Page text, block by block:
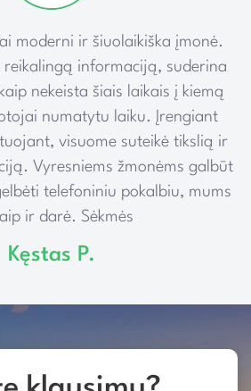
moderni ir šiuolaikiška įmonė.
reikalingą informaciją, suderina
nekeista šiais laikais į kiemą
numatytu laiku. Įrengiant
visuome suteikė tikslią ir
Vyresniems žmonėms galbūt
telefoniniu pokalbiu, mums
ir darė. Sėkmės
Kęstas P.